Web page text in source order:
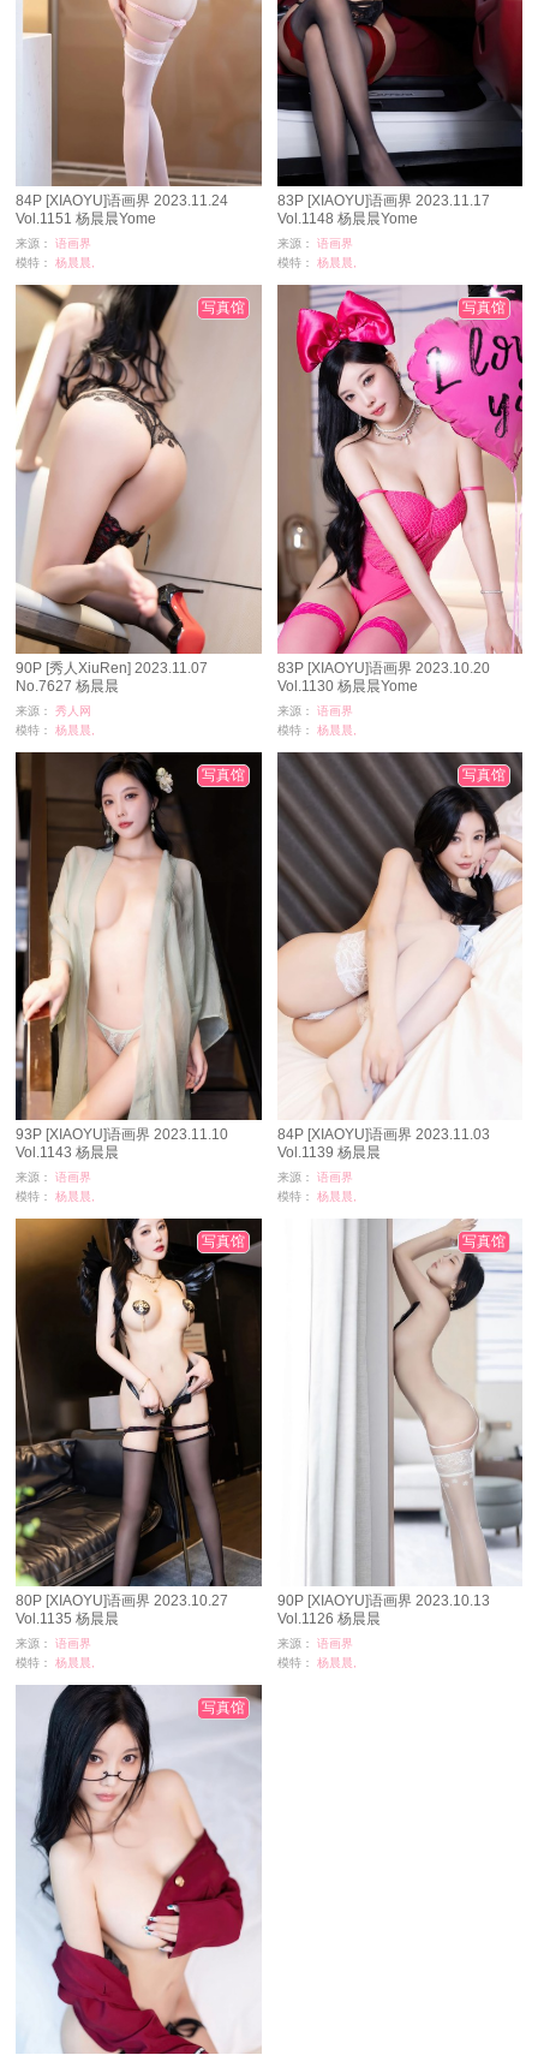
84P [XIAOYU]语画界 2023.11.24
Vol.1151 杨晨晨Yome
来源：
语画界
模特：
杨晨晨,
浏览：11963
时间：02-26
83P [XIAOYU]语画界 2023.11.17
Vol.1148 杨晨晨Yome
来源：
语画界
模特：
杨晨晨,
浏览：7213
时间：02-16
90P [秀人XiuRen] 2023.11.07
No.7627 杨晨晨
来源：
秀人网
模特：
杨晨晨,
写真馆
83P [XIAOYU]语画界 2023.10.20
Vol.1130 杨晨晨Yome
来源：
语画界
模特：
杨晨晨,
时间：01-30
写真馆
93P [XIAOYU]语画界 2023.11.10
Vol.1143 杨晨晨
来源：
语画界
模特：
杨晨晨,
时间：01-20
写真馆
84P [XIAOYU]语画界 2023.11.03
Vol.1139 杨晨晨
来源：
语画界
模特：
杨晨晨,
写真馆
80P [XIAOYU]语画界 2023.10.27
Vol.1135 杨晨晨
来源：
语画界
模特：
杨晨晨,
浏览：5699
01-12
写真馆
90P [XIAOYU]语画界 2023.10.13
Vol.1126 杨晨晨
来源：
语画界
模特：
杨晨晨,
写真馆
写真馆